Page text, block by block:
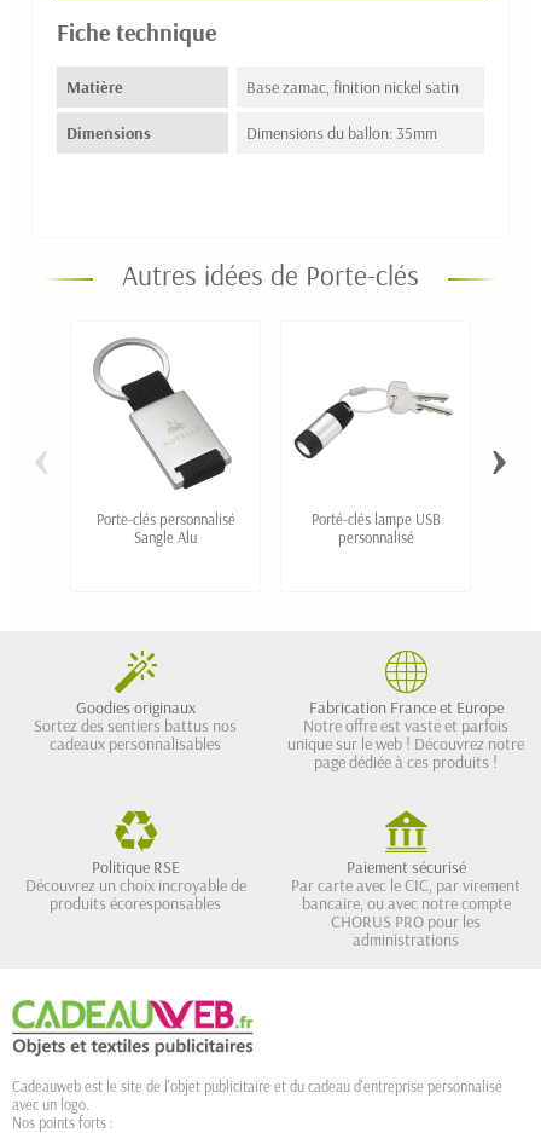
Fiche technique
Matière Base zamac, finition nickel satin
Dimensions Dimensions du ballon: 35mm
Autres idées de Porte-clés
Porte-clés personnalisé
Sangle Alu
Porté-clés lampe USB
personnalisé
‹ ›
Goodies originaux
Sortez des sentiers battus nos
cadeaux personnalisables
Fabrication France et Europe
Notre offre est vaste et parfois
unique sur le web ! Découvrez notre
page dédiée à ces produits !
Politique RSE
Découvrez un choix incroyable de
produits écoresponsables
Paiement sécurisé
Par carte avec le CIC, par virement
bancaire, ou avec notre compte
CHORUS PRO pour les
administrations
Cadeauweb est le site de l'objet publicitaire et du cadeau d'entreprise personnalisé
avec un logo.
Nos points forts :